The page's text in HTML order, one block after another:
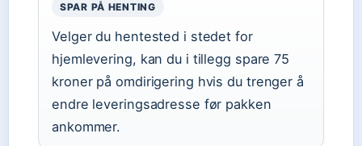
SPAR PÅ HENTING
Velger du hentested i stedet for
hjemlevering, kan du i tillegg spare 75
kroner på omdirigering hvis du trenger å
endre leveringsadresse før pakken
ankommer.